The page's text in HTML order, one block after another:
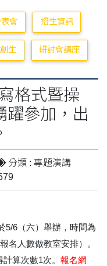
會 招生資訊
生 研討會講座
格式暨操
躍參加，出
分類 : 專題演講
5/6 （六）舉辦，時間為
名人數做教室安排）。
計算次數1次。 報名網